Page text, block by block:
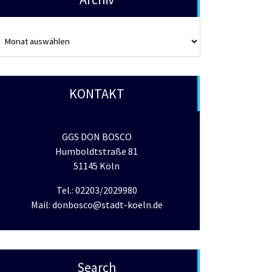
KONTAKT
GGS DON BOSCO
Humboldtstraße 81
51145 Köln
Tel.: 02203/2029980
Mail: donbosco@stadt-koeln.de
Search